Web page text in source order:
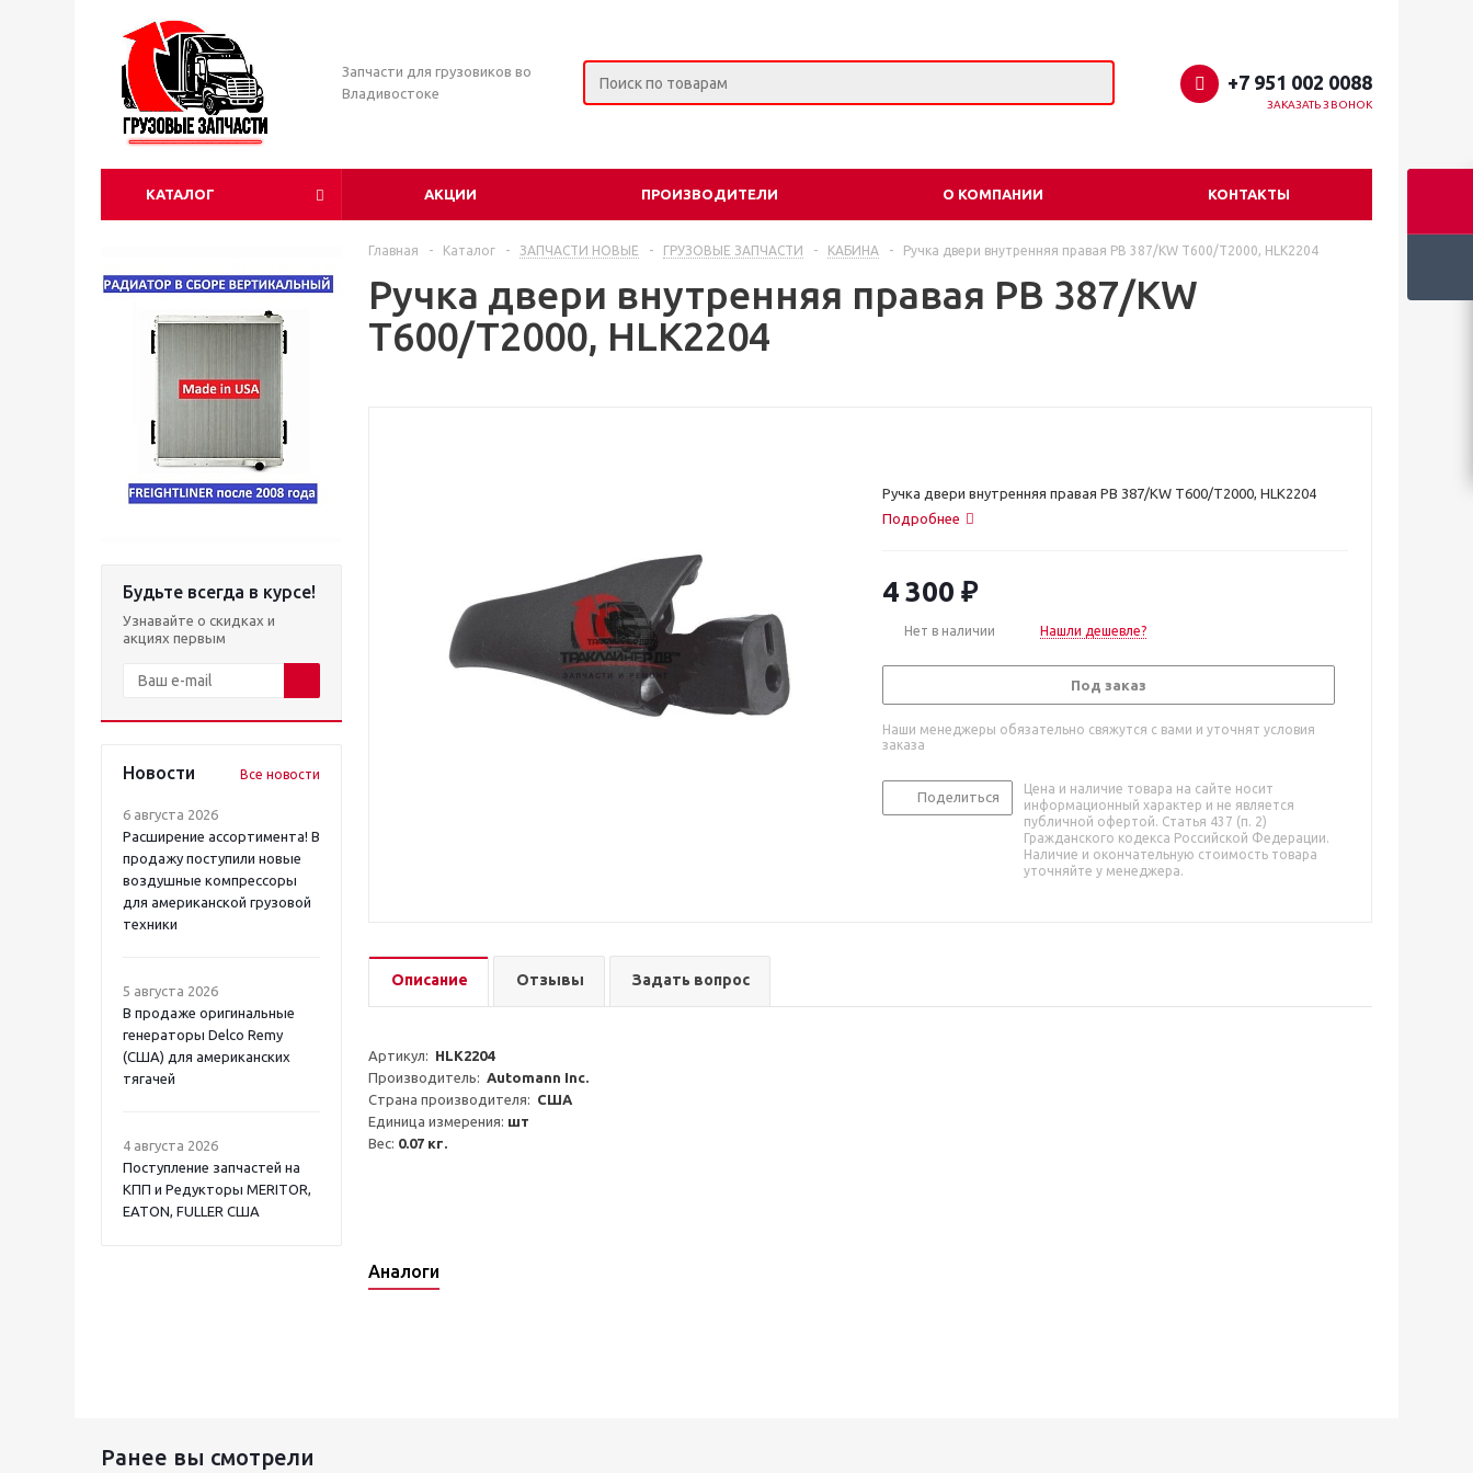
Запчасти для грузовиков во
Владивостоке
+7 951 002 0088
ЗАКАЗАТЬ ЗВОНОК
КАТАЛОГ АКЦИИ ПРОИЗВОДИТЕЛИ О КОМПАНИИ КОНТАКТЫ
Будьте всегда в курсе!
Узнавайте о скидках и
акциях первым
Новости Все новости
6 августа 2026
Расширение ассортимента! В
продажу поступили новые
воздушные компрессоры
для американской грузовой
техники
5 августа 2026
В продаже оригинальные
генераторы Delco Remy
(США) для американских
тягачей
4 августа 2026
Поступление запчастей на
КПП и Редукторы MERITOR,
EATON, FULLER США
Главная - Каталог - ЗАПЧАСТИ НОВЫЕ - ГРУЗОВЫЕ ЗАПЧАСТИ - КАБИНА - Ручка двери внутренняя правая PB 387/KW T600/T2000, HLK2204
Ручка двери внутренняя правая PB 387/KW
T600/T2000, HLK2204
Ручка двери внутренняя правая PB 387/KW T600/T2000, HLK2204
Подробнее
4 300 ₽
Нет в наличии Нашли дешевле?
Под заказ
Наши менеджеры обязательно свяжутся с вами и уточнят условия
заказа
Поделиться
Цена и наличие товара на сайте носит
информационный характер и не является
публичной офертой. Статья 437 (п. 2)
Гражданского кодекса Российской Федерации.
Наличие и окончательную стоимость товара
уточняйте у менеджера.
Описание Отзывы Задать вопрос
Артикул: HLK2204
Производитель: Automann Inc.
Страна производителя: США
Единица измерения: шт
Вес: 0.07 кг.
Аналоги
Ранее вы смотрели